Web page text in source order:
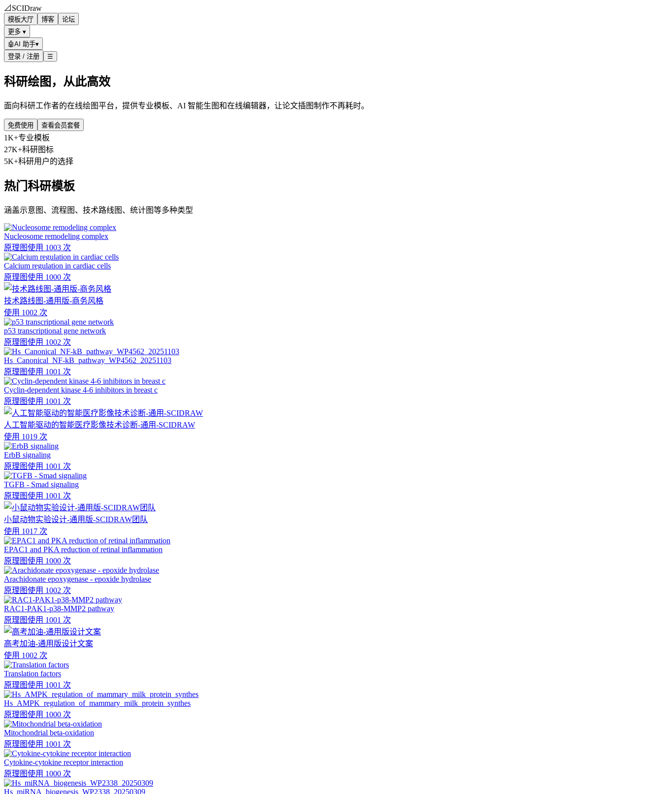
📐 SCIDraw
模板大厅 博客
论坛
更多 ▾
🤖AI 助手▾
登录 / 注册
☰
科研绘图，从此高效
面向科研工作者的在线绘图平台，提供专业模板、AI 智能生图和在线编辑器，让论文插图制作不再耗时。
免费使用 查看会员套餐
1K+专业模板
27K+科研图标
5K+科研用户的选择
热门科研模板
涵盖示意图、流程图、技术路线图、统计图等多种类型
Nucleosome remodeling complex
原理图使用 1003 次
Calcium regulation in cardiac cells
原理图使用 1000 次
技术路线图-通用版-商务风格
使用 1002 次
p53 transcriptional gene network
原理图使用 1002 次
Hs_Canonical_NF-kB_pathway_WP4562_20251103
原理图使用 1001 次
Cyclin-dependent kinase 4-6 inhibitors in breast c
原理图使用 1001 次
人工智能驱动的智能医疗影像技术诊断-通用-SCIDRAW
使用 1019 次
ErbB signaling
原理图使用 1001 次
TGFB - Smad signaling
原理图使用 1001 次
小鼠动物实验设计-通用版-SCIDRAW团队
使用 1017 次
EPAC1 and PKA reduction of retinal inflammation
原理图使用 1000 次
Arachidonate epoxygenase - epoxide hydrolase
原理图使用 1002 次
RAC1-PAK1-p38-MMP2 pathway
原理图使用 1001 次
高考加油-通用版设计文案
使用 1002 次
Translation factors
原理图使用 1001 次
Hs_AMPK_regulation_of_mammary_milk_protein_synthes
原理图使用 1000 次
Mitochondrial beta-oxidation
原理图使用 1001 次
Cytokine-cytokine receptor interaction
原理图使用 1000 次
Hs_miRNA_biogenesis_WP2338_20250309